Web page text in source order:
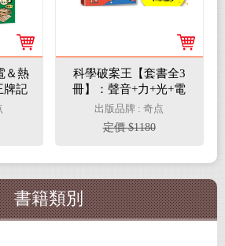
＆熱
牌記
科
科學破案王【套書全3
冊】：聲音+力+光+電
+熱，獨家頭條大公
開！(懂點科學就是超級
有用！)
出版品牌 : 奇点
定價 $1180
書籍類別